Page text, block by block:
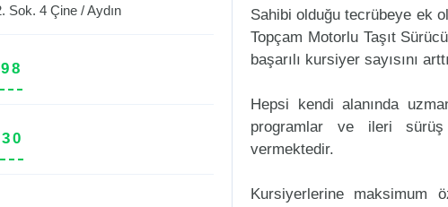
Sok. 4 Çine/Aydın
Sahibi olduğu tecrübeye ek
Topçam Motorlu Taşıt
başarılı kursiyer sayısını
Hepsi kendi alanında
programlar ve ileri
vermektedir.
Kursiyerlerine maksimum